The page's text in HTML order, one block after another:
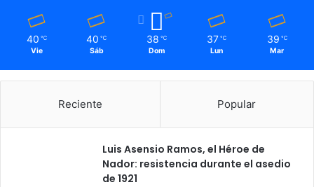
40 ℃
Vie
40 ℃
Sáb
38 ℃
Dom
37 ℃
Lun
39 ℃
Mar
Reciente Popular
Luis Asensio Ramos, el Héroe de
Nador: resistencia durante el asedio
de 1921